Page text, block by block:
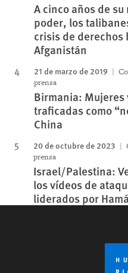
A cinco años de
poder, los
crisis de derechos
Afganistán
21 de marzo de 2019
prensa
Birmania: Mujeres
traficadas como
China
20 de octubre de 2023
prensa
Israel/Palestina:
los vídeos de
liderados por